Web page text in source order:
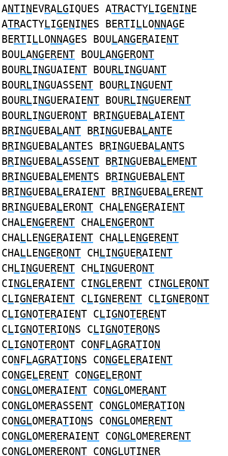
ANTINEVRALGIQUES ATRACTYLIGENINE
ATRACTYLIGENINES BERTILLONNAGE
BERTILLONNAGES BOULANGERAIENT
BOULANGERENT BOULANGERONT
BOURLINGUAIENT BOURLINGUANT
BOURLINGUASSENT BOURLINGUENT
BOURLINGUERAIENT BOURLINGUERENT
BOURLINGUERONT BRINGUEBALAIENT
BRINGUEBALANT BRINGUEBALANTE
BRINGUEBALANTES BRINGUEBALANTS
BRINGUEBALASSENT BRINGUEBALEMENT
BRINGUEBALEMENTS BRINGUEBALENT
BRINGUEBALERAIENT BRINGUEBALERENT
BRINGUEBALERONT CHALENGERAIENT
CHALENGERENT CHALENGERONT
CHALLENGERAIENT CHALLENGERENT
CHALLENGERONT CHLINGUERAIENT
CHLINGUERENT CHLINGUERONT
CINGLERAIENT CINGLERENT CINGLERONT
CLIGNERAIENT CLIGNERENT CLIGNERONT
CLIGNOTERAIENT CLIGNOTERENT
CLIGNOTERIONS CLIGNOTERONS
CLIGNOTERONT CONFLAGRATION
CONFLAGRATIONS CONGELERAIENT
CONGELERENT CONGELERONT
CONGLOMERAIENT CONGLOMERANT
CONGLOMERASSENT CONGLOMERATION
CONGLOMERATIONS CONGLOMERENT
CONGLOMERERAIENT CONGLOMERERENT
CONGLOMERERONT CONGLUTINER